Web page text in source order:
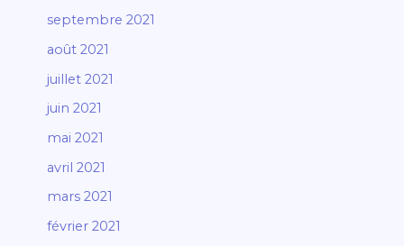
septembre 2021
août 2021
juillet 2021
juin 2021
mai 2021
avril 2021
mars 2021
février 2021